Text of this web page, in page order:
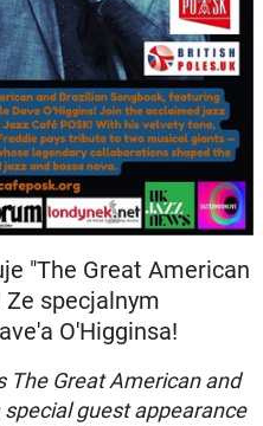
"The Great American
Ze specjalnym
O'Higginsa!
The Great American and
guest appearance